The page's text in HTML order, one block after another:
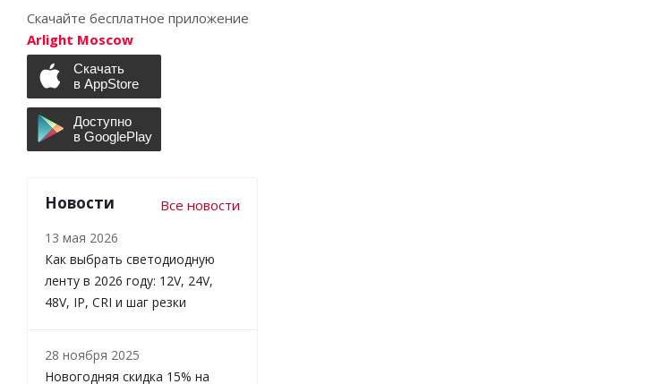
Скачайте бесплатное приложение
Arlight Moscow
Новости Все новости
13 мая 2026
Как выбрать светодиодную
ленту в 2026 году: 12V, 24V,
48V, IP, CRI и шаг резки
28 ноября 2025
Новогодняя скидка 15% на